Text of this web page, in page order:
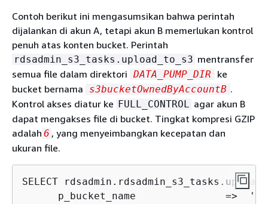
Contoh berikut ini mengasumsikan bahwa perintah
dijalankan di akun A, tetapi akun B memerlukan kontrol
penuh atas konten bucket. Perintah
rdsadmin_s3_tasks.upload_to_s3 mentransfer
semua file dalam direktori DATA_PUMP_DIR
ke
bucket bernama
s3bucketOwnedByAccountB .
Kontrol akses diatur ke FULL_CONTROL agar akun B
dapat mengakses file di bucket. Tingkat kompresi GZIP
adalah 6 , yang menyeimbangkan kecepatan dan
ukuran file.
SELECT
      p_bucket_name               =>  '